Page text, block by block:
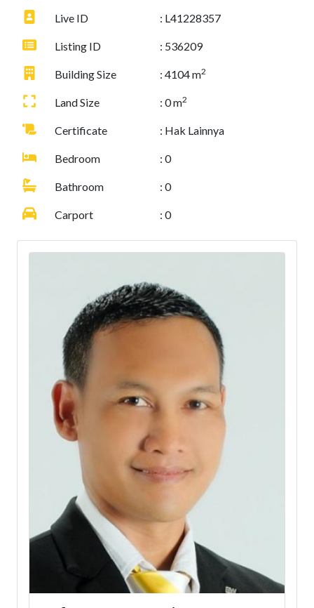
Live ID : L41228357
Listing ID : 536209
Building Size : 4104 m2
Land Size : 0 m2
Certificate : Hak Lainnya
Bedroom : 0
Bathroom : 0
Carport : 0